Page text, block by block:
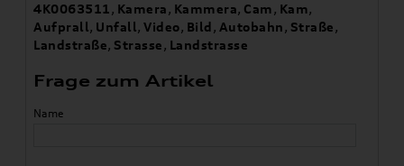
4K0063511, Kamera, Kammera, Cam, Kam,
Aufprall, Unfall,Video, Bild, Autobahn, Straße,
Landstraße, Strasse, Landstrasse
Frage zum Artikel
Name